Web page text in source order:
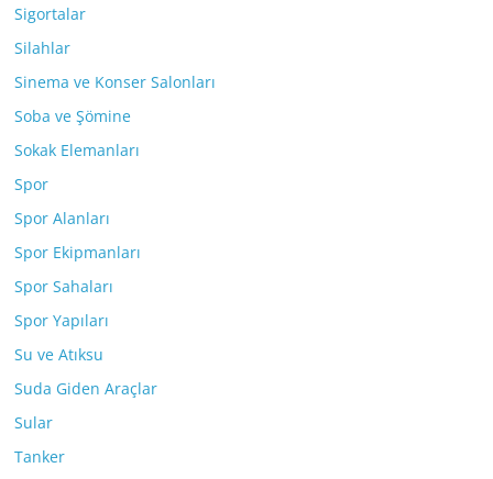
Sigortalar
Silahlar
Sinema ve Konser Salonları
Soba ve Şömine
Sokak Elemanları
Spor
Spor Alanları
Spor Ekipmanları
Spor Sahaları
Spor Yapıları
Su ve Atıksu
Suda Giden Araçlar
Sular
Tanker